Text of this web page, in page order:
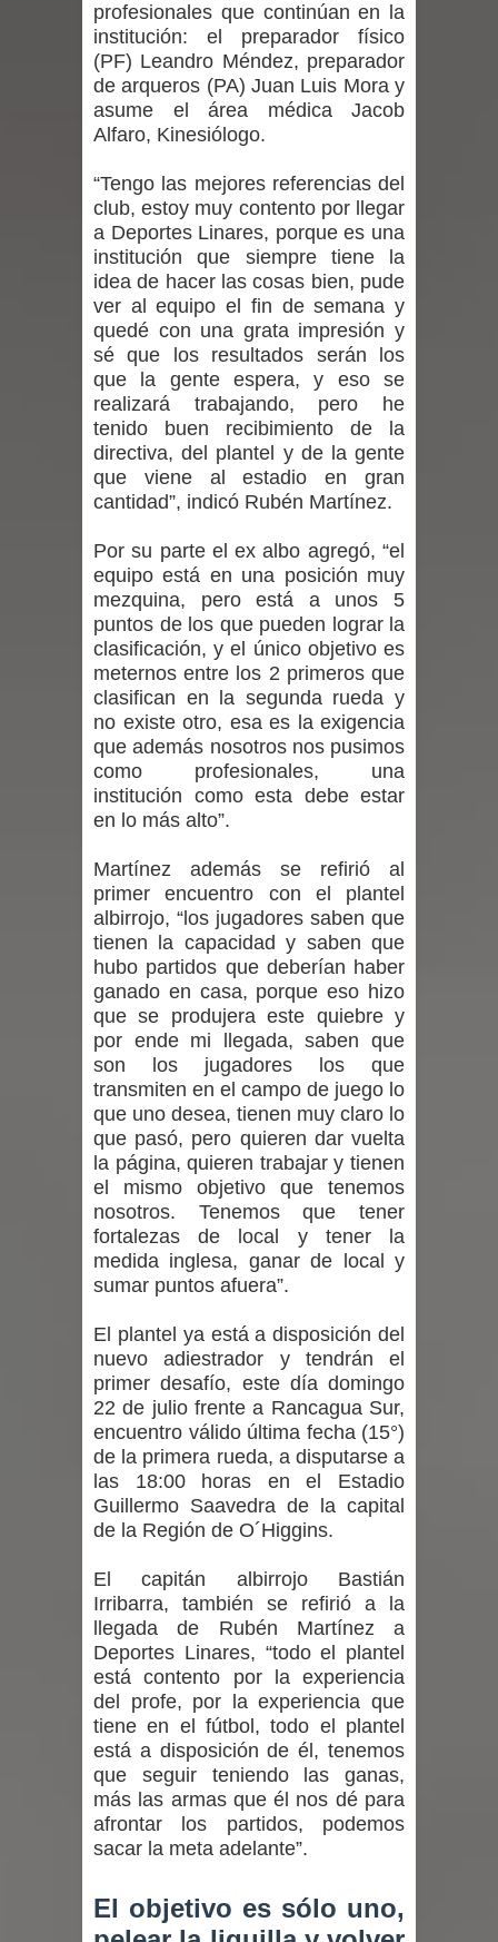
emergencia.
Del anime al K-pop: especialistas U.
de Chile analizan el creciente interés
Renuncia del seremi Minvu en el
Maule golpea al Gobierno en medio de
denuncias por viviendas sociales en
Talca
Diputado Jorge Guzmán rechaza
proyecto de interconexión eléctrica
en la alta cordillera del Maule por su
INDAP entregó $189 millones en
incentivos a usuarios de PRODESAL
de la provincia de Linares
Municipalidad de Curicó apuesta a la
innovación en tecnología educativa
con nuevas pantallas interactivas del
Colegio El Boldo
Municipalidad de Curicó inició
proceso de vacunación escolar
Se activa Código Azul en Talca ante
las bajas temperaturas
GORE Maule figura tercero a nivel
nacional en gasto por viajes y
traslados con $133 millones
Dos internos intentaron escapar por
un forado desde la cárcel de Talca
profesionales que continúan en la
institución: el preparador físico
(PF) Leandro Méndez, preparador
de arqueros (PA) Juan Luis Mora y
asume el área médica Jacob
Alfaro, Kinesiólogo.
“Tengo las mejores referencias del
club, estoy muy contento por llegar
a Deportes Linares, porque es una
institución que siempre tiene la
idea de hacer las cosas bien, pude
ver al equipo el fin de semana y
quedé con una grata impresión y
sé que los resultados serán los
que la gente espera, y eso se
realizará trabajando, pero he
tenido buen recibimiento de la
directiva, del plantel y de la gente
que viene al estadio en gran
cantidad”, indicó Rubén Martínez.
Por su parte el ex albo agregó, “el
equipo está en una posición muy
mezquina, pero está a unos 5
puntos de los que pueden lograr la
clasificación, y el único objetivo es
meternos entre los 2 primeros que
clasifican en la segunda rueda y
no existe otro, esa es la exigencia
que además nosotros nos pusimos
como profesionales, una
institución como esta debe estar
en lo más alto”.
Martínez además se refirió al
primer encuentro con el plantel
albirrojo, “los jugadores saben que
tienen la capacidad y saben que
hubo partidos que deberían haber
ganado en casa, porque eso hizo
que se produjera este quiebre y
por ende mi llegada, saben que
son los jugadores los que
transmiten en el campo de juego lo
que uno desea, tienen muy claro lo
que pasó, pero quieren dar vuelta
la página, quieren trabajar y tienen
el mismo objetivo que tenemos
nosotros. Tenemos que tener
fortalezas de local y tener la
medida inglesa, ganar de local y
sumar puntos afuera”.
El plantel ya está a disposición del
nuevo adiestrador y tendrán el
primer desafío, este día domingo
22 de julio frente a Rancagua Sur,
encuentro válido última fecha (15°)
de la primera rueda, a disputarse a
las 18:00 horas en el Estadio
Guillermo Saavedra de la capital
de la Región de O´Higgins.
El capitán albirrojo Bastián
Irribarra, también se refirió a la
llegada de Rubén Martínez a
Deportes Linares, “todo el plantel
está contento por la experiencia
del profe, por la experiencia que
tiene en el fútbol, todo el plantel
está a disposición de él, tenemos
que seguir teniendo las ganas,
más las armas que él nos dé para
afrontar los partidos, podemos
sacar la meta adelante”.
El objetivo es sólo uno,